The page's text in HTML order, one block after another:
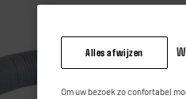
Alles afwijzen
Om uw bezoek zo confortabel